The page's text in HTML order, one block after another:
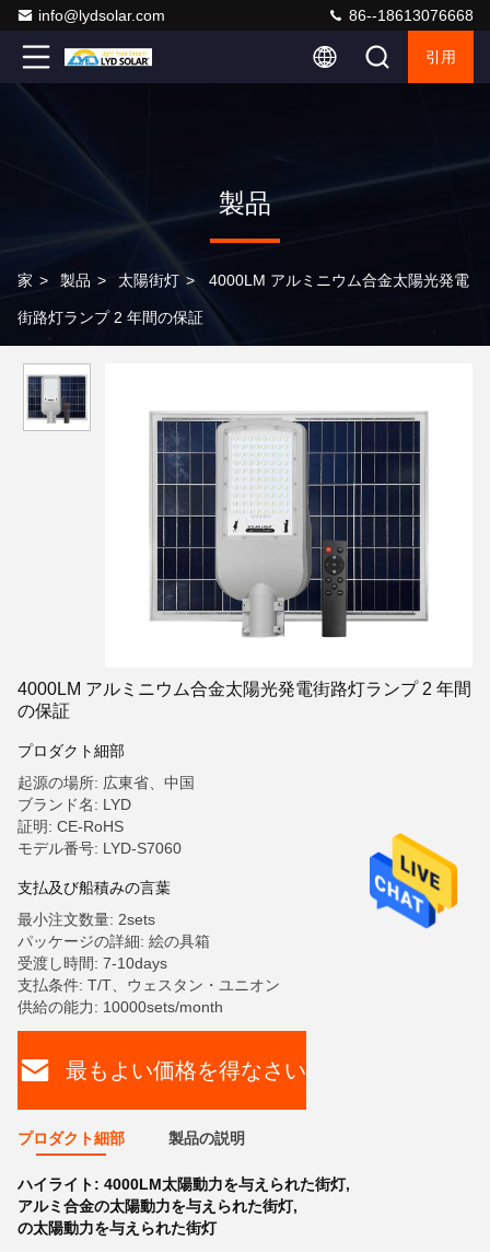
info@lydsolar.com 86--18613076668
引用
製品
家 > 製品 > 太陽街灯 > 4000LM アルミニウム合金太陽光発電
街路灯ランプ 2 年間の保証
4000LM アルミニウム合金太陽光発電街路灯ランプ 2 年間
の保証
プロダクト細部
起源の場所: 広東省、中国
ブランド名: LYD
証明: CE-RoHS
モデル番号: LYD-S7060
支払及び船積みの言葉
最小注文数量: 2sets
パッケージの詳細: 絵の具箱
受渡し時間: 7-10days
支払条件: T/T、ウェスタン・ユニオン
供給の能力: 10000sets/month
最もよい価格を得なさい
プロダクト細部 製品の説明
ハイライト: 4000LM太陽動力を与えられた街灯,
アルミ合金の太陽動力を与えられた街灯,
の太陽動力を与えられた街灯